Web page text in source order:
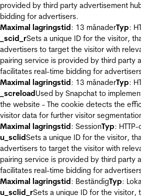
provided by third party advertisement
bidding for advertisers.
Maximal lagringstid: 13 månaderTyp:
_scid_rSets a unique ID for the visitor,
advertisers to target the visitor with
pairing service is provided by third party
facilitates real-time bidding for
Maximal lagringstid: 13 månaderTyp:
_screloadUsed by Snapchat to
the website - The cookie detects the
visitor data for further visitor
Maximal lagringstid: SessionTyp:
u_sclidSets a unique ID for the visitor,
advertisers to target the visitor with
pairing service is provided by third party
facilitates real-time bidding for
Maximal lagringstid: BeständigTyp:
u_sclid_rSets a unique ID for the visitor,